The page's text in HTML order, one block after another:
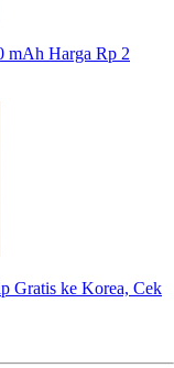
mAh Harga Rp 2
Gratis ke Korea, Cek